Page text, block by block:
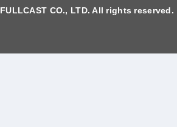
FULLCAST CO., LTD. All rights reserved.